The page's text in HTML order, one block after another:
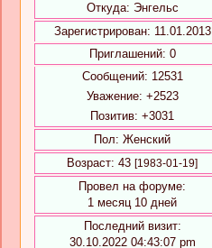
Откуда: Энгельс
Зарегистрирован: 11.01.2013
Приглашений: 0
Сообщений: 12531
Уважение: +2523
Позитив: +3031
Пол: Женский
Возраст: 43 [1983-01-19]
Провел на форуме:
1 месяц 10 дней
Последний визит:
30.10.2022 04:43:07 pm